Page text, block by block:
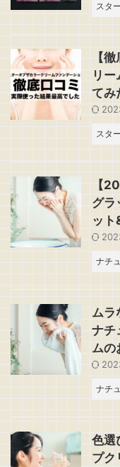
スタ
【
リ
てみ
スタ
【
グラ
ット
ナチ
ムラ
ナチ
ムの
ナチ
色選
プク